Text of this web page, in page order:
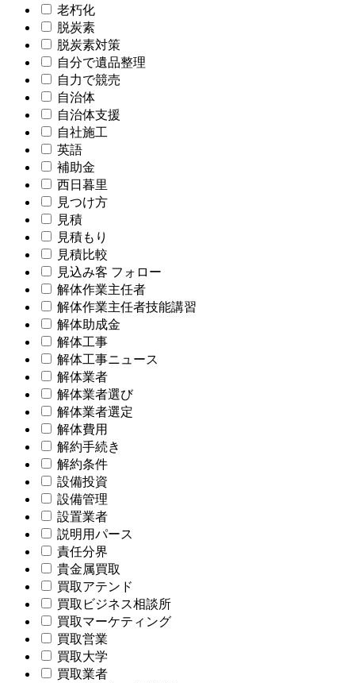
老朽化
脱炭素
脱炭素対策
自分で遺品整理
自力で競売
自治体
自治体支援
自社施工
英語
補助金
西日暮里
見つけ方
見積
見積もり
見積比較
見込み客 フォロー
解体作業主任者
解体作業主任者技能講習
解体助成金
解体工事
解体工事ニュース
解体業者
解体業者選び
解体業者選定
解体費用
解約手続き
解約条件
設備投資
設備管理
設置業者
説明用パース
責任分界
貴金属買取
買取アテンド
買取ビジネス相談所
買取マーケティング
買取営業
買取大学
買取業者